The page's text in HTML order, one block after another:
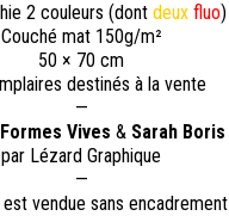
2 couleurs (dont deuxfluo)
Couché mat 150g/m²
50 × 70 cm
destinés à la vente
—
Formes Vives & Sarah Boris
par Lézard Graphique
—
est vendue sans encadrement